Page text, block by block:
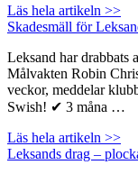
Läs hela artikeln >>
Skadesmäll för
Leksand har drabbats
Målvakten Robin
veckor, meddelar
Swish! ✔ 3 måna …
Läs hela artikeln >>
Leksands drag –